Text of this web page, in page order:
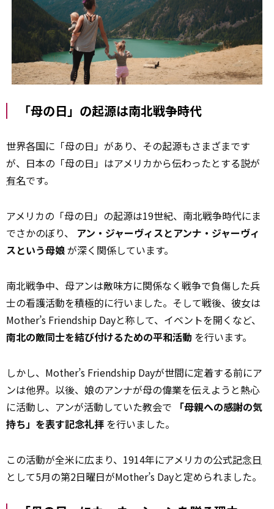
「母の日」の起源は南北戦争時代
世界各国に「母の日」があり、その起源もさまざまです
が、日本の「母の日」はアメリカから伝わったとする説が
有名です。
アメリカの「母の日」の起源は19世紀、南北戦争時代にま
でさかのぼり、 アン・ジャーヴィスとアンナ・ジャーヴィ
スという母娘が深く関係しています。
南北戦争中、母アンは敵味方に関係なく戦争で負傷した兵
士の看護活動を積極的に行いました。そして戦後、彼女は
Mother’s Friendship Dayと称して、イベントを開くなど、
南北の敵同士を結び付けるための平和活動 を行います。
しかし、Mother’s Friendship Dayが世間に定着する前にア
ンは他界。以後、娘のアンナが母の偉業を伝えようと熱心
に活動し、アンが活動していた教会で
「母親への感謝の気
持ち」を表す記念礼拝 を行いました。
この活動が全米に広まり、1914年にアメリカの公式記念日
として5月の第2日曜日がMother’s Dayと定められました。